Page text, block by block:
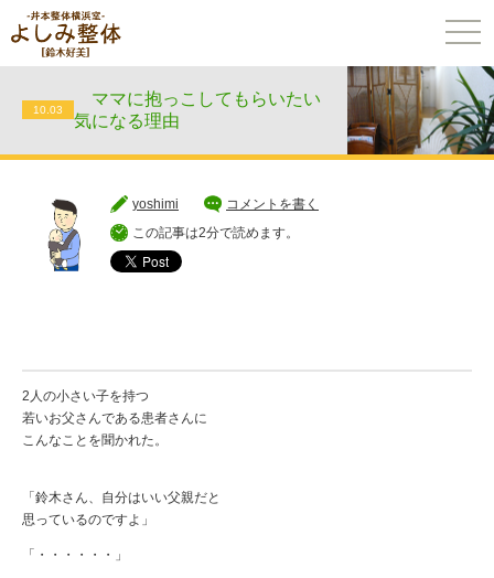
10.03
ママに抱っこしてもらいたい
気になる理由
yoshimi
コメントを書く
この記事は2分で読めます。
2人の小さい子を持つ
若いお父さんである患者さんに
こんなことを聞かれた。
「鈴木さん、自分はいい父親だと
思っているのですよ」
「・・・・・・」